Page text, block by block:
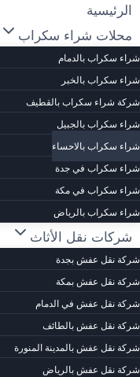
التجاوز
المحتوى
الرئيسية
محلات شراء سكراب
شراء سكراب بالدمام
شراء سكراب بالخبر
شركة شراء سكراب بالقطيف
شراء سكراب بالجبيل
شراء سكراب بالاحساء
شراء سكراب في جدة
شراء سكراب في مكة
شراء سكراب بالرياض
شركات نقل الأثاث
شركة نقل عفش بجدة
شركة نقل عفش بمكة
شركة نقل عفش في الدمام
شركة نقل عفش بالطائف
شركة نقل عفش بالمدينة المنورة
شركة نقل عفش بالرياض